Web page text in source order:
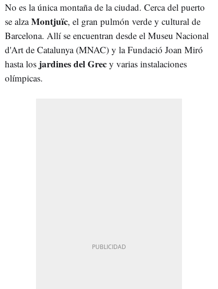
No es la única montaña de la ciudad. Cerca del puerto
se alzaMontjuïc, el gran pulmón verde y cultural de
Barcelona. Allí se encuentran desde el Museu Nacional
d'Art de Catalunya (MNAC) y la Fundació Joan Miró
hasta los jardines del Grec y varias instalaciones
olímpicas.